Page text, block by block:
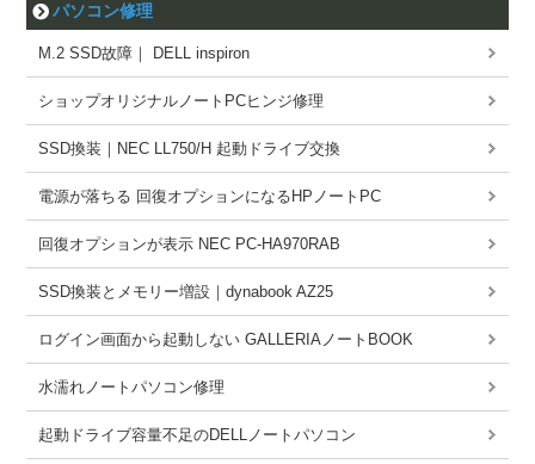
パソコン修理
M.2 SSD故障｜ DELL inspiron
ショップオリジナルノートPCヒンジ修理
SSD換装｜NEC LL750/H 起動ドライブ交換
電源が落ちる 回復オプションになるHPノートPC
回復オプションが表示 NEC PC-HA970RAB
SSD換装とメモリー増設｜dynabook AZ25
ログイン画面から起動しない GALLERIAノートBOOK
水濡れノートパソコン修理
起動ドライブ容量不足のDELLノートパソコン